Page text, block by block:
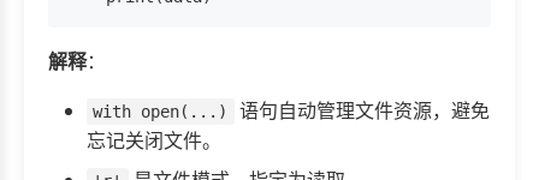
解释：
with open(...)
语句自动管理文件资源，避免
忘记关闭文件。